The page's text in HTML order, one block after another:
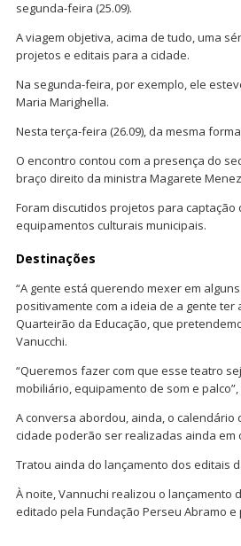
segunda-feira (25.09).
A viagem objetiva, acima de tudo, uma
projetos e editais para a cidade.
Na segunda-feira, por exemplo, ele
Maria Marighella.
Nesta terça-feira (26.09), da mesma
O encontro contou com a presença do
braço direito da ministra Magarete
Foram discutidos projetos para
equipamentos culturais municipais.
Destinações
“A gente está querendo mexer em
positivamente com a ideia de a gente
Quarteirão da Educação, que
Vanucchi.
“Queremos fazer com que esse teatro
mobiliário, equipamento de som e
A conversa abordou, ainda, o
cidade poderão ser realizadas ainda em
Tratou ainda do lançamento dos editais
À noite, Vannuchi realizou o lançamento
editado pela Fundação Perseu Abramo